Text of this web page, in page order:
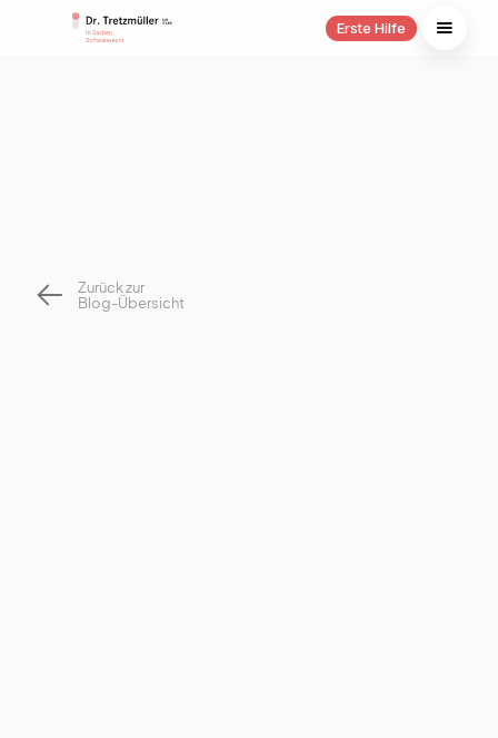
Erste Hilfe
Zurück zur
Blog-Übersicht